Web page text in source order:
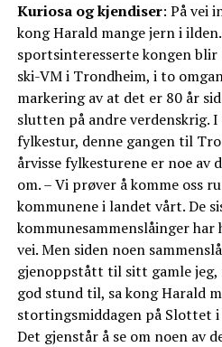
Kuriosa og kjendiser: På vei
kong Harald mange jern i
sportsinteresserte kongen
ski-VM i Trondheim, i to
markering av at det er 80 år
slutten på andre verdenskrig.
fylkestur, denne gangen til
årvisse fylkesturene er noe av
om. – Vi prøver å komme oss
kommunene i landet vårt. De
kommunesammenslåinger har
vei. Men siden noen
gjenoppstått til sitt gamle jeg,
god stund til, sa kong Harald
stortingsmiddagen på Slottet i
Det gjenstår å se om noen av